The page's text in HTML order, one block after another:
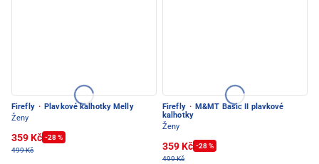
Firefly · Plavkové kalhotky Melly
Ženy
359 Kč -28 %
499 Kč
Firefly · M&MT Basic II plavkové
kalhotky
Ženy
359 Kč -28 %
499 Kč